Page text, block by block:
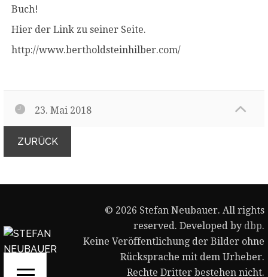
Buch!
Hier der Link zu seiner Seite.
http://www.bertholdsteinhilber.com/
23. Mai 2018
ZURÜCK
© 2026 Stefan Neubauer. All rights
reserved. Developed by dbp.
Keine Veröffentlichung der Bilder ohne
Rücksprache mit dem Urheber.
Rechte Dritter bestehen nicht.